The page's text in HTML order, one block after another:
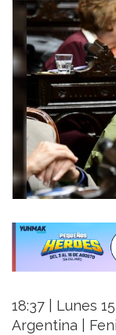
18:37 | Lunes
Argentina |